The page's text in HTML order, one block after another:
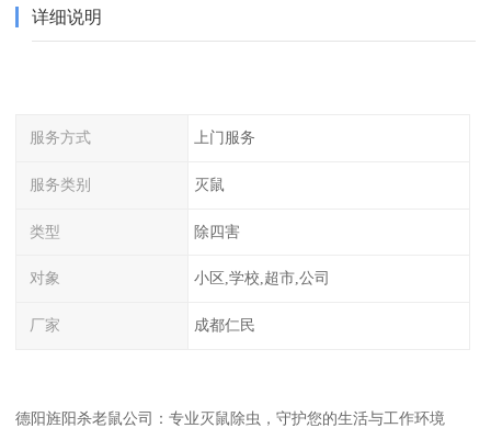
详细说明
服务方式 上门服务
服务类别 灭鼠
类型 除四害
对象 小区,学校,超市,公司
厂家 成都仁民
德阳旌阳杀老鼠公司：专业灭鼠除虫，守护您的生活与工作环境